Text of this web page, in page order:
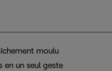
moulu
en un seul geste